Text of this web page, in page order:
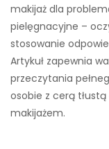
makijaż dla
pielęgnacyjne –
stosowanie
Artykuł zapewnia
przeczytania
osobie z cerą
makijażem.